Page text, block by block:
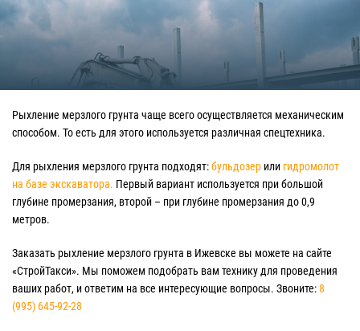
Рыхление мерзлого грунта чаще всего осуществляется механическим
способом. То есть для этого используется различная спецтехника.
Для рыхления мерзлого грунта подходят:бульдозер или гидромолот
на базе экскаватора. Первый вариант используется при большой
глубине промерзания, второй – при глубине промерзания до 0,9
метров.
Заказать рыхление мерзлого грунта в Ижевске вы можете на сайте
«СтройТакси». Мы поможем подобрать вам технику для проведения
ваших работ, и ответим на все интересующие вопросы. Звоните:8
(995) 645-92-28